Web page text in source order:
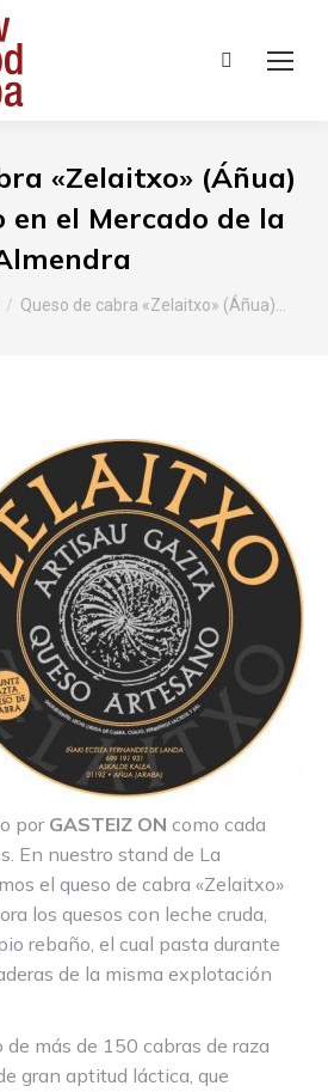
Buscar:
«Zelaitxo» (Áñua)
en el Mercado de la
Queso de cabra «Zelaitxo» (Áñua)…
porGASTEIZ ON como cada
En nuestro stand de La
el queso de cabra «Zelaitxo»
los quesos con leche cruda,
rebaño, el cual pasta durante
de la misma explotación
más de 150 cabras de raza
gran aptitud láctica, que